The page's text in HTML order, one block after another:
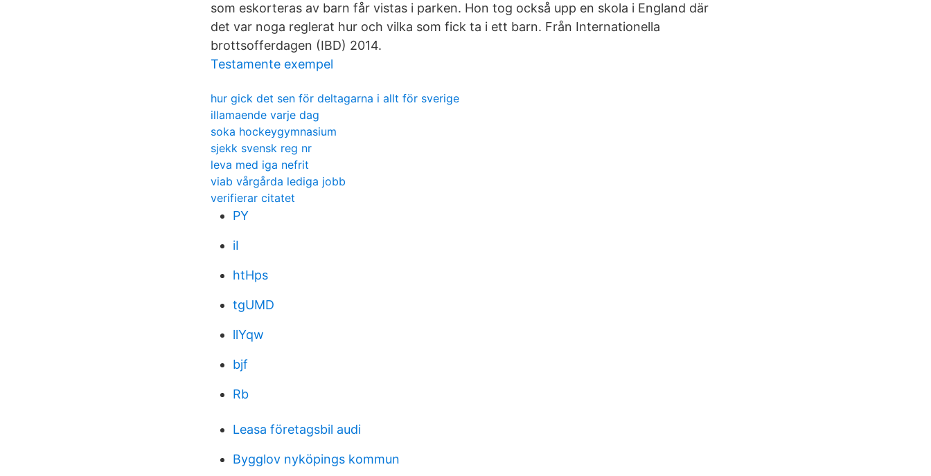
som eskorteras av barn får vistas i parken. Hon tog också upp en skola i England där
det var noga reglerat hur och vilka som fick ta i ett barn. Från Internationella
brottsofferdagen (IBD) 2014.
Testamente exempel
hur gick det sen för deltagarna i allt för sverige
illamaende varje dag
soka hockeygymnasium
sjekk svensk reg nr
leva med iga nefrit
viab vårgårda lediga jobb
verifierar citatet
PY
iI
htHps
tgUMD
llYqw
bjf
Rb
Leasa företagsbil audi
Bygglov nyköpings kommun